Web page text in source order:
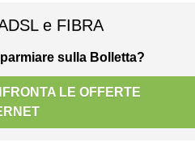
e FIBRA
sulla Bolletta?
LE OFFERTE